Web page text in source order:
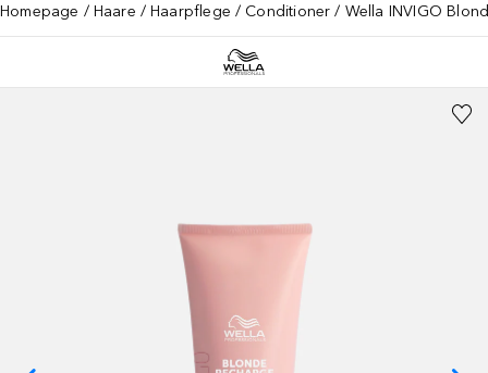
Homepage Haare Haarpflege Conditioner Wella INVIGO